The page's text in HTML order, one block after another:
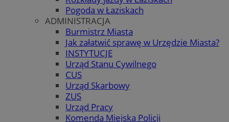
Pogoda w Łaziskach
ADMINISTRACJA
Burmistrz Miasta
Jak załatwić sprawę w Urzędzie Miasta?
INSTYTUCJE
Urząd Stanu Cywilnego
CUS
Urząd Skarbowy
ZUS
Urząd Pracy
Komenda Miejska Policji